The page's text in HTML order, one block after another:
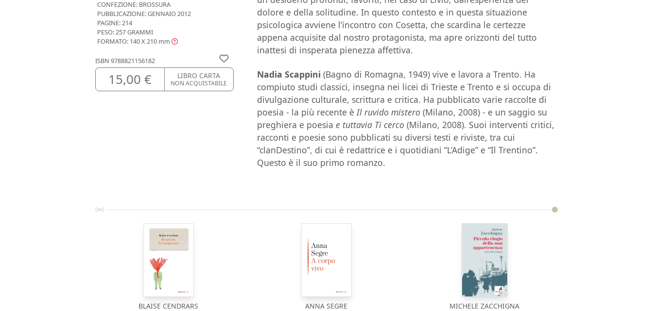
CONFEZIONE: BROSSURA
PUBBLICAZIONE:GENNAIO 2012
PAGINE: 214
PESO: 257 GRAMMI
FORMATO: 140 X 210 mm
ISBN 9788821156182
15,00 € LIBRO CARTA
NON ACQUISTABILE
dolore e della solitudine. In questo contesto e in questa situazione
psicologica avviene l’incontro con Cosetta, che scardina le certezze
appena acquisite dal nostro protagonista, ma apre orizzonti del tutto
inattesi di insperata pienezza affettiva.
Nadia Scappini (Bagno di Romagna, 1949) vive e lavora a Trento. Ha
compiuto studi classici, insegna nei licei di Trieste e Trento e si occupa di
divulgazione culturale, scrittura e critica. Ha pubblicato varie raccolte di
poesia - la più recente èIl ruvido mistero (Milano, 2008) - e un saggio su
preghiera e poesia e tuttavia Ti cerco (Milano, 2008). Suoi interventi critici,
racconti e poesie sono pubblicati su diversi testi e riviste, tra cui
“clanDestino”, di cui è redattrice e i quotidiani “L’Adige” e “Il Trentino”.
Questo è il suo primo romanzo.
BLAISE CENDRARS
ANNA SEGRE
MICHELE ZACCHIGNA